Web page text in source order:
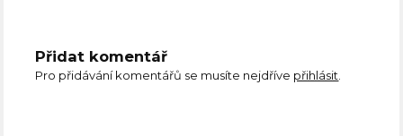
Přidat komentář
Pro přidávání komentářů se musíte nejdříve přihlásit.